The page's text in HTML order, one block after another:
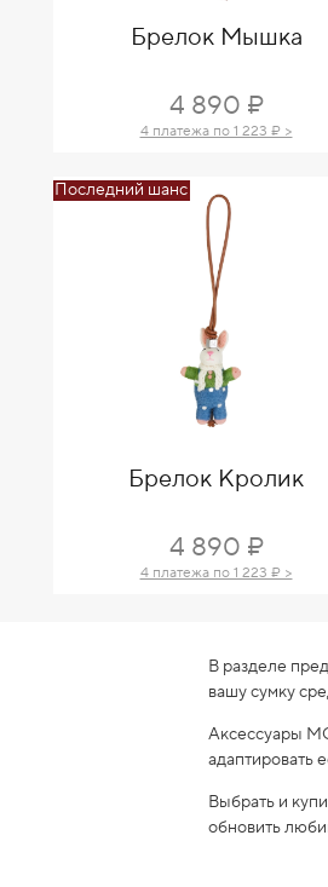
Брелок Мышка
4 890 ₽
4 платежа по 1 223 ₽ >
Последний шанс
Брелок Кролик
4 890 ₽
4 платежа по 1 223 ₽ >
В разделе
вашу сумку
Аксессуары
адаптировать
Выбрать и
обновить